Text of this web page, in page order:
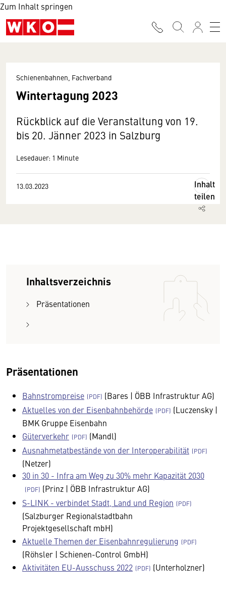
Zum Inhalt springen
Schienenbahnen, Fachverband
Wintertagung 2023
Rückblick auf die Veranstaltung von 19.
bis 20. Jänner 2023 in Salzburg
Lesedauer: 1 Minute
13.03.2023
Inhalt
teilen
Inhaltsverzeichnis
Präsentationen
Präsentationen
Bahnstrompreise
(Bares | ÖBB Infrastruktur AG)
Aktuelles von der Eisenbahnbehörde
(Luczensky |
BMK Gruppe Eisenbahn
Güterverkehr
(Mandl)
Ausnahmetatbestände von der Interoperabilität
(Netzer)
30 in 30 - Infra am Weg zu 30% mehr Kapazität 2030
(Prinz | ÖBB Infrastruktur AG)
S-LINK - verbindet Stadt, Land und Region
(Salzburger Regionalstadtbahn
Projektgesellschaft mbH)
Aktuelle Themen der Eisenbahnregulierung
(Röhsler | Schienen-Control GmbH)
Aktivitäten EU-Ausschuss 2022
(Unterholzner)